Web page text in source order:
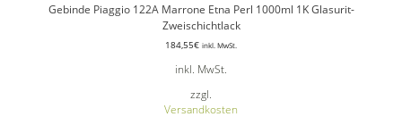
Gebinde Piaggio 122A Marrone Etna Perl 1000ml 1K Glasurit-
Zweischichtlack
184,55€ inkl. MwSt.
inkl. MwSt.
zzgl.
Versandkosten